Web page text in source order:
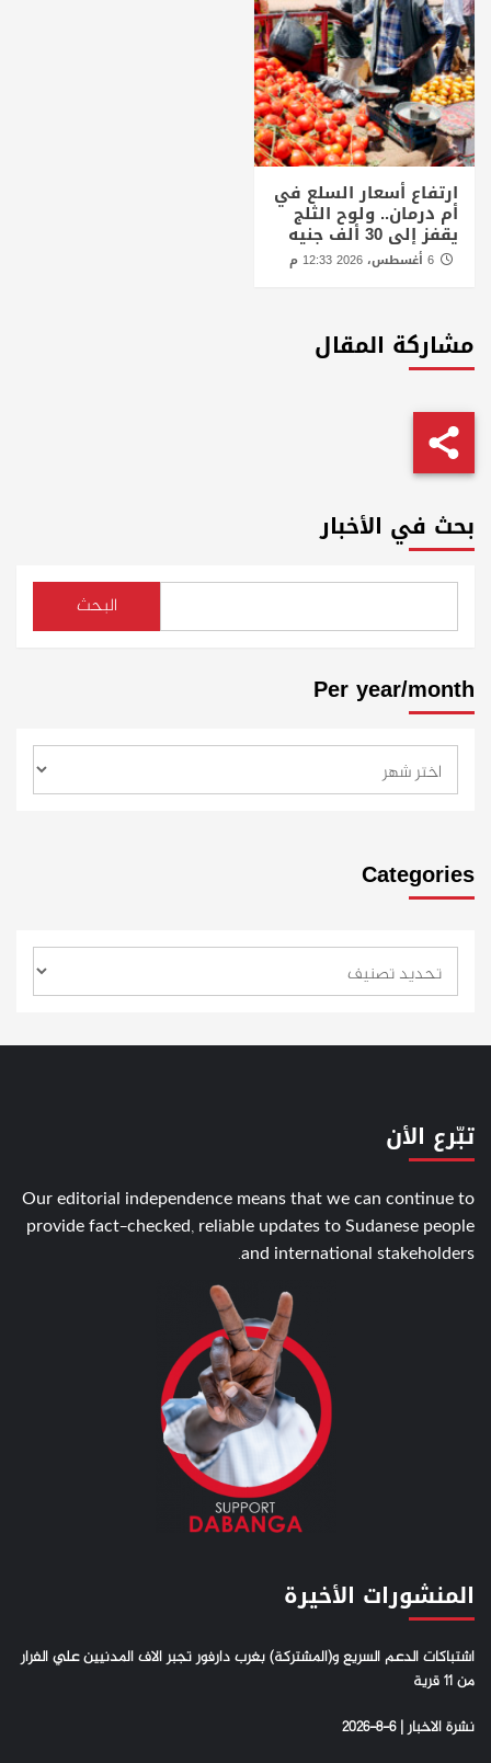
ارتفاع أسعار السلع في
أم درمان.. ولوح الثلج
يقفز إلى 30 ألف جنيه
مشاركة المقال
بحث في الأخبار
البحث
Per year/month
Categories
تبّرع الأن
Our editorial independence means that we can continue to
provide fact-checked, reliable updates to Sudanese people
and international stakeholders.
المنشورات الأخيرة
اشتباكات الدعم السريع و(المشتركة) بغرب دارفور تجبر الاف المدنيين علي الفرار
من 11 قرية
نشرة الاخبار | 6-8-2026